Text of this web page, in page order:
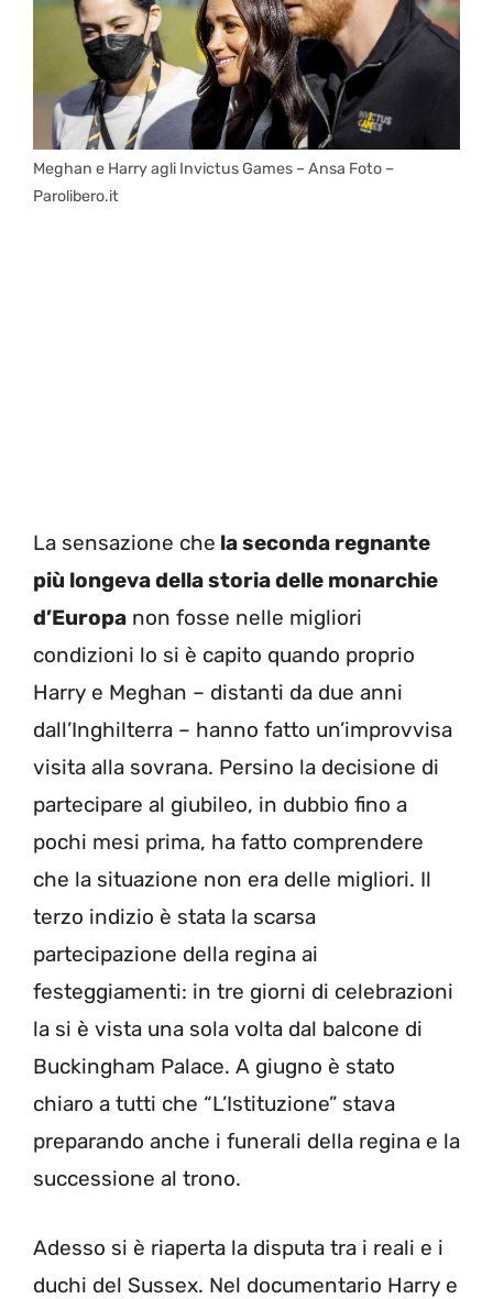
Meghan e Harry agli Invictus Games – Ansa Foto –
Parolibero.it
La sensazione che la seconda regnante
più longeva della storia delle monarchie
d’Europa non fosse nelle migliori
condizioni lo si è capito quando proprio
Harry e Meghan – distanti da due anni
dall’Inghilterra – hanno fatto un’improvvisa
visita alla sovrana. Persino la decisione di
partecipare al giubileo, in dubbio fino a
pochi mesi prima, ha fatto comprendere
che la situazione non era delle migliori. Il
terzo indizio è stata la scarsa
partecipazione della regina ai
festeggiamenti: in tre giorni di celebrazioni
la si è vista una sola volta dal balcone di
Buckingham Palace. A giugno è stato
chiaro a tutti che “L’Istituzione” stava
preparando anche i funerali della regina e la
successione al trono.
Adesso si è riaperta la disputa tra i reali e i
duchi del Sussex. Nel documentario Harry e